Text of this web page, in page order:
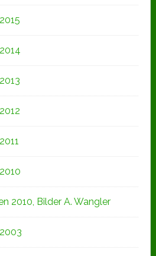
2010, Bilder A. Wangler